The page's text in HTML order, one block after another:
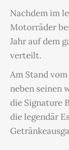
Nachdem im
Motorräder
Jahr auf dem
verteilt.
Am Stand vom
neben seinen
die Signature
die legendär